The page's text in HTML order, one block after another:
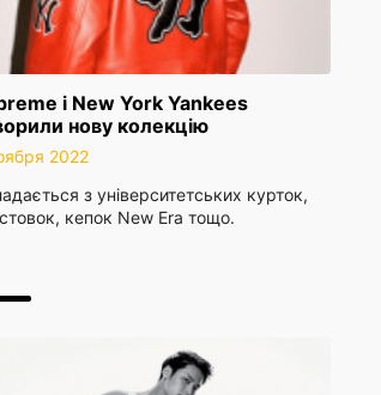
і New York Yankees
нову колекцію
2022
з університетських курток,
кепок New Era тощо.